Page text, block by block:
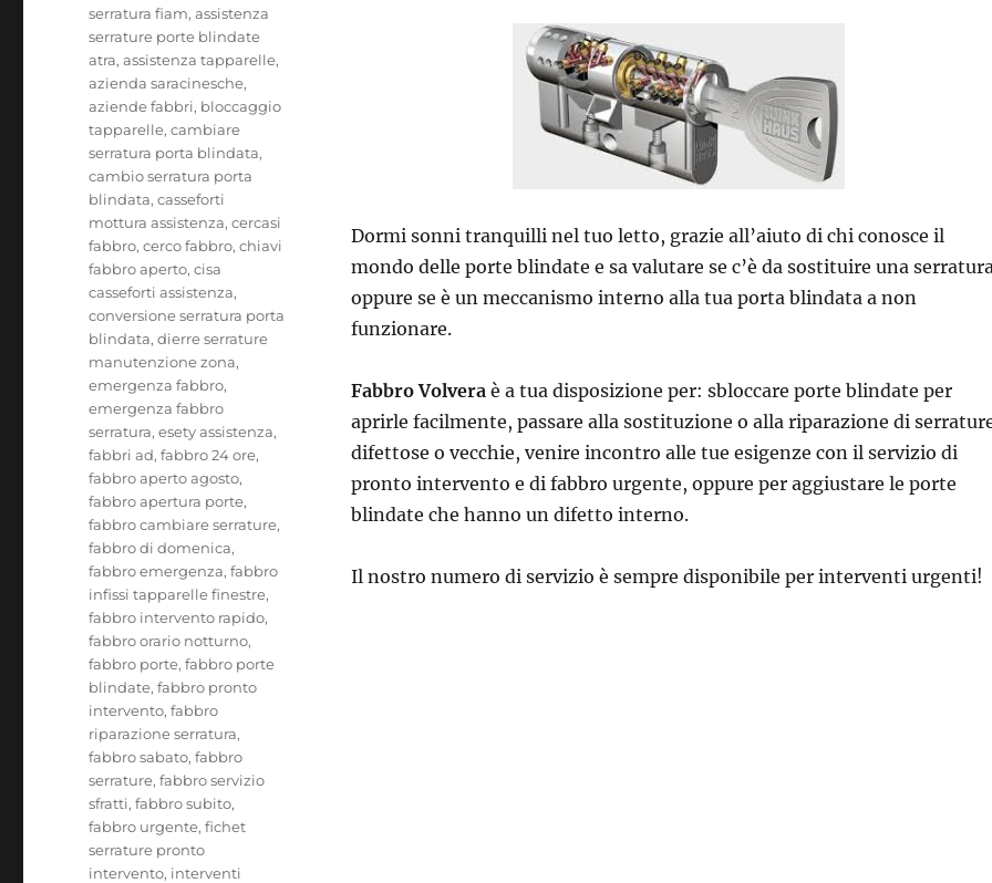
Dormi sonni tranquilli nel tuo letto, grazie all’aiuto di chi conosce il
mondo delle porte blindate e sa valutare se c’è da sostituire una
oppure se è un meccanismo interno alla tua porta blindata a non
funzionare.
Fabbro Volvera è a tua disposizione per: sbloccare porte blindate per
aprirle facilmente, passare alla sostituzione o alla riparazione di
difettose o vecchie, venire incontro alle tue esigenze con il servizio di
pronto intervento e di fabbro urgente, oppure per aggiustare le porte
blindate che hanno un difetto interno.
Il nostro numero di servizio è sempre disponibile per interventi urgenti!
serratura fiam,assistenza
serrature porte blindate
atra,assistenza tapparelle,
azienda saracinesche,
aziende fabbri, bloccaggio
tapparelle,cambiare
serratura porta blindata,
cambio serratura porta
blindata,casseforti
mottura assistenza,cercasi
fabbro,cerco fabbro,chiavi
fabbro aperto,cisa
casseforti assistenza,
conversione serratura porta
blindata,dierre serrature
manutenzione zona,
emergenza fabbro,
emergenza fabbro
serratura,esety assistenza,
fabbri ad,fabbro 24 ore,
fabbro aperto agosto,
fabbro apertura porte,
fabbro cambiare serrature,
fabbro di domenica,
fabbro emergenza,fabbro
infissi tapparelle finestre,
fabbro intervento rapido,
fabbro orario notturno,
fabbro porte,fabbro porte
blindate,fabbro pronto
intervento,fabbro
riparazione serratura,
fabbro sabato,fabbro
serrature,fabbro servizio
sfratti,fabbro subito,
fabbro urgente,fichet
serrature pronto
intervento, interventi